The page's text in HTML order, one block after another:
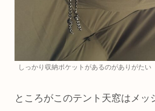
しっかり収納ポケットがあるのがありがたい
ところがこのテント天窓はメッ